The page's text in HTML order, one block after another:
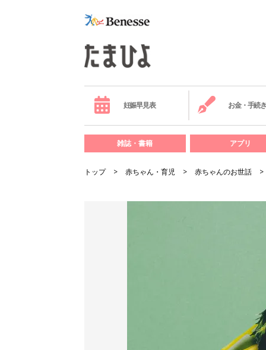
妊娠早見表 お金・手続き
雑誌・書籍 アプリ
トップ 赤ちゃん・育児 赤ちゃんのお世話